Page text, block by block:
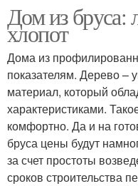
Дом из бруса:
хлопот
Дома из
показателям. Дерево –
материал, который
характеристиками.
комфортно. Да и на
бруса цены будут
за счет простоты
сроков строительства